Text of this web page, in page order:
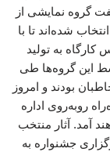
گروه نمایشی از
شده‌اند تا با
به تولید
این گروه‌ها طی
مخاطبان بودند و امروز
از ساعت ۱۶ تا ۱۹ در پیاده‌راه روبه‌روی اداره
آمد. آثار منتخب
جشنواره به